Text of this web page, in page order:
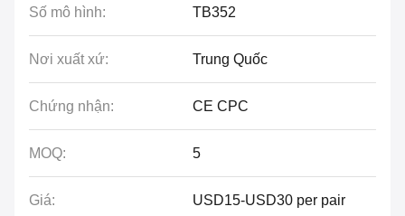
Số mô hình: TB352
Nơi xuất xứ: Trung Quốc
Chứng nhận: CE CPC
MOQ: 5
Giá: USD15-USD30 per pair